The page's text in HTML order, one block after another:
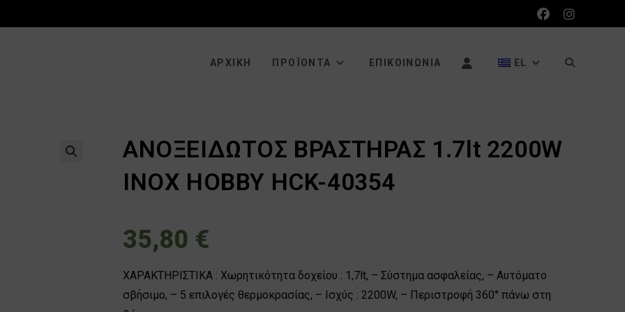
ΑΡΧΙΚΉ ΠΡΟΪΌΝΤΑ ΕΠΙΚΟΙΝΩΝΊΑ EL ΕΝΑΛΛΑΓΉ
ΑΝΟΞΕΙΔΩΤΟΣ ΒΡΑΣΤΗΡΑΣ 1.7lt 2200W
INOX HOBBY HCK-40354
35,80 €
ΧΑΡΑΚΤΗΡΙΣΤΙΚΑ : Χωρητικότητα δοχείου : 1,7lt, – Σύστημα ασφαλείας, – Αυτόματο
σβήσιμο, – 5 επιλογές θερμοκρασίας, – Ισχύς : 2200W, – Περιστροφή 360° πάνω στη